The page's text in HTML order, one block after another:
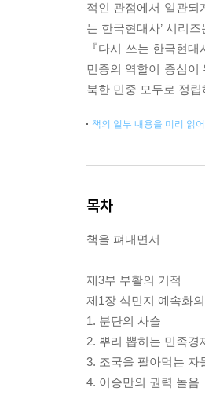
적인 관점에서 일관되
는 한국현대사’ 시리
『다시 쓰는 한국현
민중의 역할이 중심이
북한 민중 모두로 정
책의 일부 내용을 미리 읽
목차
책을 펴내면서
제3부 부활의 기적
제1장 식민지 예속화
1. 분단의 사슬
2. 뿌리 뽑히는 민족경
3. 조국을 팔아먹는 자
4. 이승만의 권력 놀음